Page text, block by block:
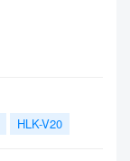
HLK-V20